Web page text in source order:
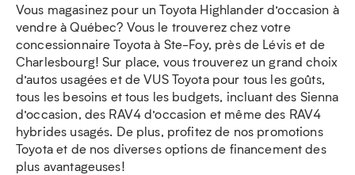
Vous magasinez pour un Toyota Highlander d’occasion à
vendre à Québec? Vous le trouverez chez votre
concessionnaire Toyota à Ste-Foy, près de Lévis et de
Charlesbourg! Sur place, vous trouverez un grand choix
d’autos usagées et de VUS Toyota pour tous les goûts,
tous les besoins et tous les budgets, incluant des Sienna
d’occasion, des RAV4 d’occasion et même des RAV4
hybrides usagés. De plus, profitez de nos promotions
Toyota et de nos diverses options de financement des
plus avantageuses!